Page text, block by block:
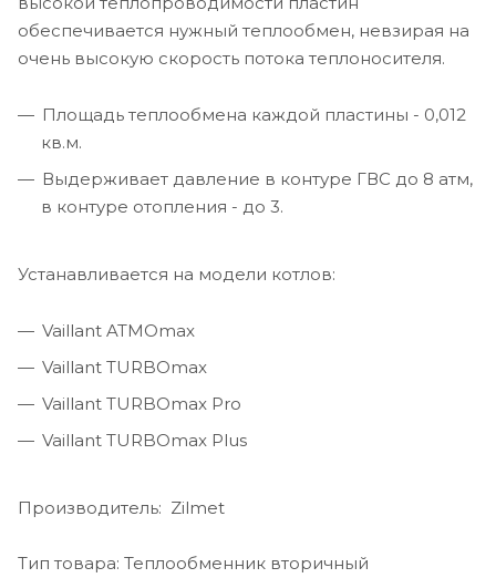
обеспечивается нужный теплообмен, невзирая на
очень высокую скорость потока теплоносителя.
Площадь теплообмена каждой пластины - 0,012
кв.м.
Выдерживает давление в контуре ГВС до 8 атм,
в контуре отопления - до 3.
Устанавливается на модели котлов:
Vaillant ATMOmax
Vaillant TURBOmax
Vaillant TURBOmax Pro
Vaillant TURBOmax Plus
Производитель: Zilmet
Тип товара: Теплообменник вторичный